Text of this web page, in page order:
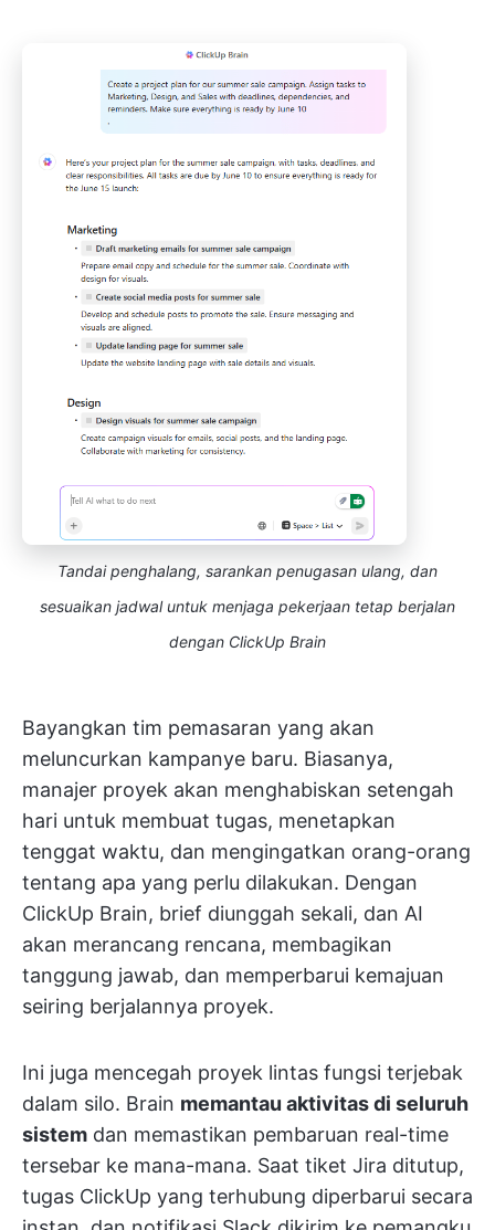
Tandai penghalang, sarankan penugasan ulang, dan
sesuaikan jadwal untuk menjaga pekerjaan tetap berjalan
dengan ClickUp Brain
Bayangkan tim pemasaran yang akan
meluncurkan kampanye baru. Biasanya,
manajer proyek akan menghabiskan setengah
hari untuk membuat tugas, menetapkan
tenggat waktu, dan mengingatkan orang-orang
tentang apa yang perlu dilakukan. Dengan
ClickUp Brain, brief diunggah sekali, dan AI
akan merancang rencana, membagikan
tanggung jawab, dan memperbarui kemajuan
seiring berjalannya proyek.
Ini juga mencegah proyek lintas fungsi terjebak
dalam silo. Brain memantau aktivitas di seluruh
sistem dan memastikan pembaruan real-time
tersebar ke mana-mana. Saat tiket Jira ditutup,
tugas ClickUp yang terhubung diperbarui secara